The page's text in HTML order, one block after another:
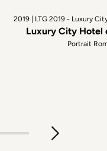
2019 | LTG 2019 - Luxury
Luxury City Hotel
Portrait